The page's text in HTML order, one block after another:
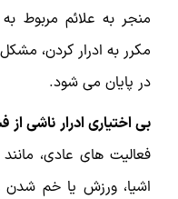
منجر به علائم مربوط به
مکرر به ادرار کردن،
در پایان می شود.
بی اختیاری ادرار ناشی از
فعالیت های عادی،
اشیا، ورزش یا خم شدن